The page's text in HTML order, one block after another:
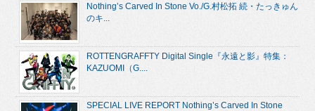
Nothing’s Carved In Stone Vo./G.村松拓 続・たっきゅん
のキ...
ROTTENGRAFFTY Digital Single『永遠と影』特集：
KAZUOMI（G....
SPECIAL LIVE REPORT Nothing’s Carved In Stone